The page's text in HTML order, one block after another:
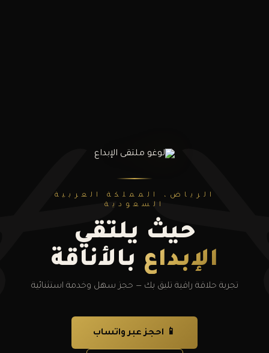
الرياض، المملكة العربية
السعودية
حيث يلتقي
الإبداع بالأناقة
تجربة حلاقة راقية تليق بك — حجز سهل وخدمة استثنائية
📱 احجز عبر واتساب